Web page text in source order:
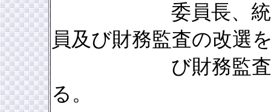
委員長、統制委
員及び財務監査の改選
び財務監査の数
る。